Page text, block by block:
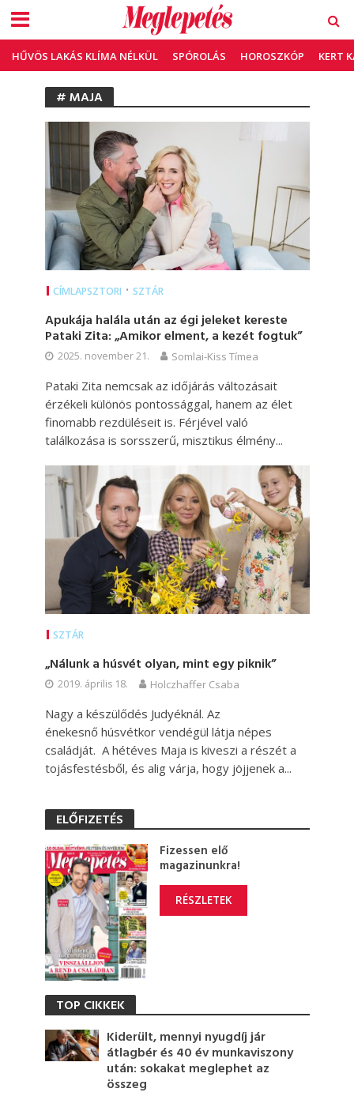
HŰVÖS LAKÁS KLÍMA NÉLKÜL SPÓROLÁS HOROSZKÓP KERT
# MAJA
CÍMLAPSZTORI • SZTÁR
Apukája halála után az égi jeleket kereste
Pataki Zita: „Amikor elment, a kezét fogtuk”
2025. november 21. Somlai-Kiss Tímea
Pataki Zita nemcsak az időjárás változásait
érzékeli különös pontossággal, hanem az élet
finomabb rezdüléseit is. Férjével való
találkozása is sorsszerű, misztikus élmény...
SZTÁR
„Nálunk a húsvét olyan, mint egy piknik”
2019. április 18. Holczhaffer Csaba
Nagy a készülődés Judyéknál. Az
énekesnő húsvétkor vendégül látja népes
családját. A hétéves Maja is kiveszi a részét a
tojásfestésből, és alig várja, hogy jöjjenek a...
ELŐFIZETÉS
Fizessen elő
magazinunkra!
RÉSZLETEK
TOP CIKKEK
Kiderült, mennyi nyugdíj jár
átlagbér és 40 év munkaviszony
után: sokakat meglephet az
összeg